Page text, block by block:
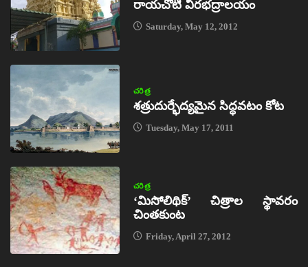
రాయచోటి వీరభద్రాలయం
Saturday, May 12, 2012
చరిత్ర
శత్రుదుర్భేద్యమైన సిద్ధవటం కోట
Tuesday, May 17, 2011
చరిత్ర
‘మిసోలిథిక్‌’ చిత్రాల స్థావరం
చింతకుంట
Friday, April 27, 2012